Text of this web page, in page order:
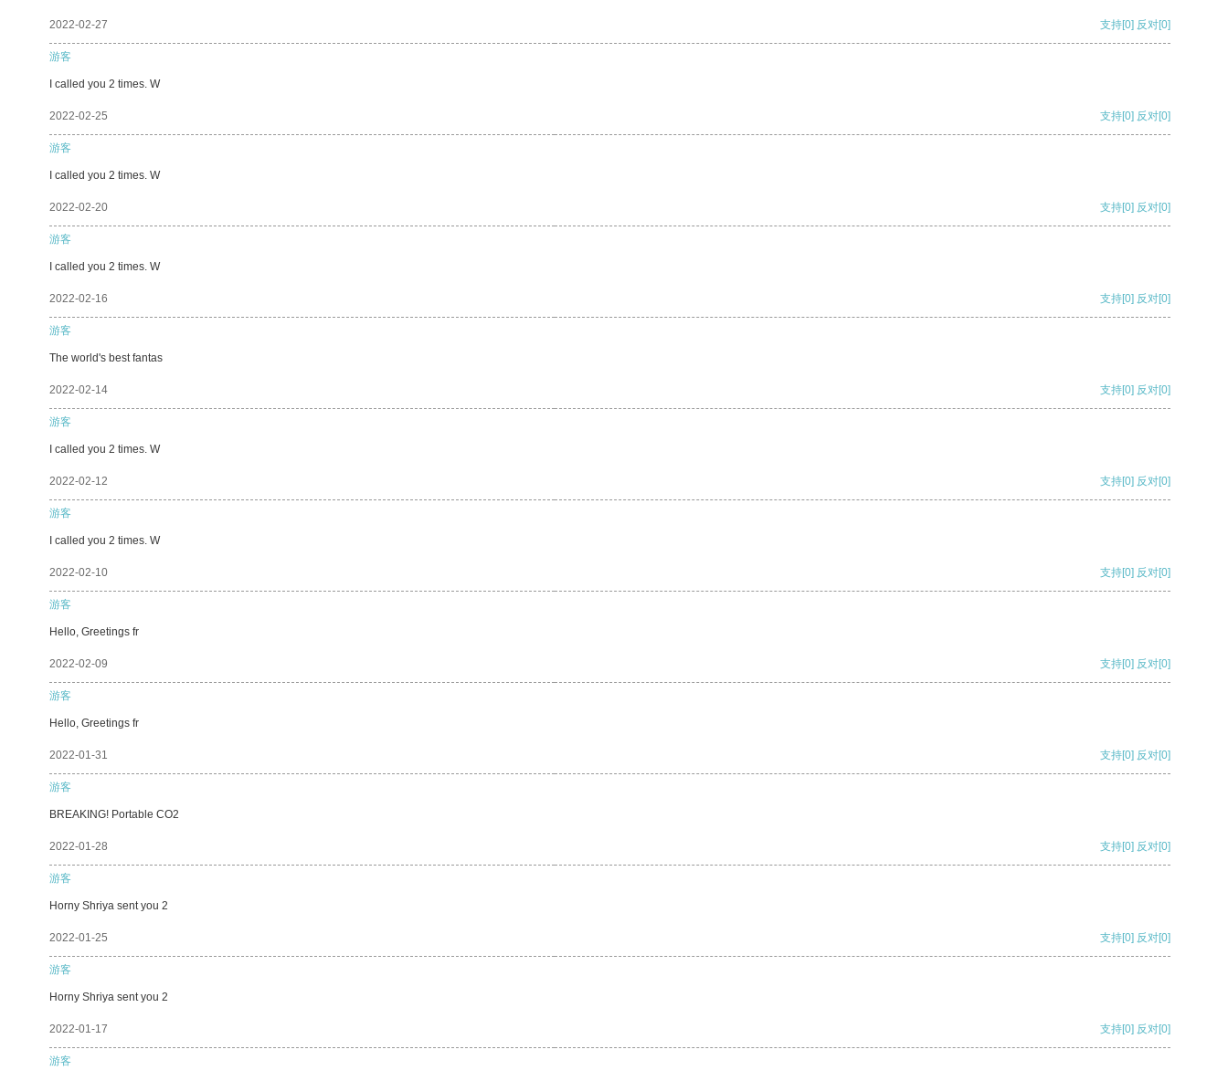
2022-02-27 支持[0] 反对[0]
游客
I called you 2 times. W
2022-02-25 支持[0] 反对[0]
游客
I called you 2 times. W
2022-02-20 支持[0] 反对[0]
游客
I called you 2 times. W
2022-02-16 支持[0] 反对[0]
游客
The world's best fantas
2022-02-14 支持[0] 反对[0]
游客
I called you 2 times. W
2022-02-12 支持[0] 反对[0]
游客
I called you 2 times. W
2022-02-10 支持[0] 反对[0]
游客
Hello, Greetings fr
2022-02-09 支持[0] 反对[0]
游客
Hello, Greetings fr
2022-01-31 支持[0] 反对[0]
游客
BREAKING! Portable CO2
2022-01-28 支持[0] 反对[0]
游客
Horny Shriya sent you 2
2022-01-25 支持[0] 反对[0]
游客
Horny Shriya sent you 2
2022-01-17 支持[0] 反对[0]
游客